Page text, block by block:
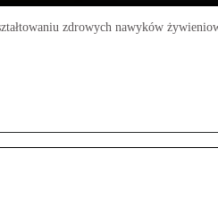
zdrowych nawyków